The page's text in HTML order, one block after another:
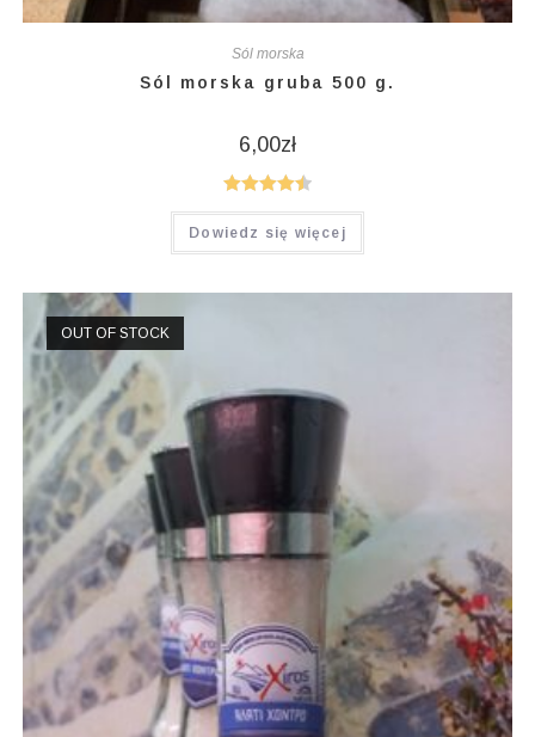
Sól morska
Sól morska gruba 500 g.
6,00zł
Oceniono
4.50 na 5
Dowiedz się więcej
OUT OF STOCK